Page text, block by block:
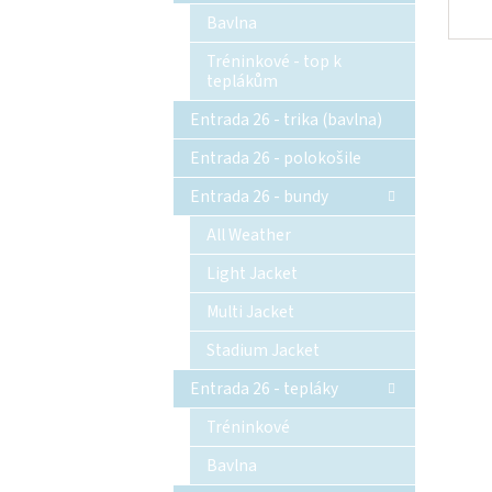
Bavlna
Tréninkové - top k
teplákům
Entrada 26 - trika (bavlna)
Entrada 26 - polokošile
Entrada 26 - bundy
All Weather
Light Jacket
Multi Jacket
Stadium Jacket
Entrada 26 - tepláky
Tréninkové
Bavlna